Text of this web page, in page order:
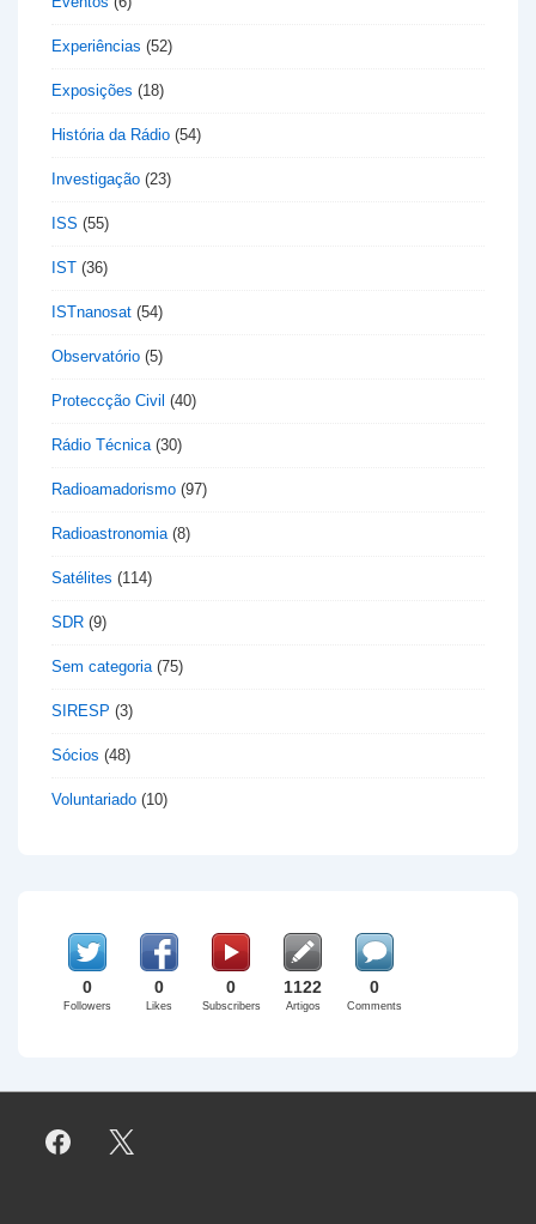
Experiências (52)
Exposições (18)
História da Rádio (54)
Investigação (23)
ISS (55)
IST (36)
ISTnanosat (54)
Observatório (5)
Proteccção Civil (40)
Rádio Técnica(30)
Radioamadorismo (97)
Radioastronomia(8)
Satélites (114)
SDR (9)
Sem categoria(75)
SIRESP (3)
Sócios (48)
Voluntariado (10)
0
Followers
0
Likes
0
Subscribers
1122
Artigos
0
Comments